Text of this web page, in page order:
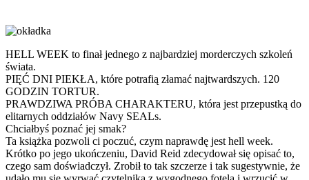
HELL WEEK to finał jednego z najbardziej morderczych szkoleń
świata.
PIĘĆ DNI PIEKŁA, które potrafią złamać najtwardszych. 120
GODZIN TORTUR.
PRAWDZIWA PRÓBA CHARAKTERU, która jest przepustką do
elitarnych oddziałów Navy SEALs.
Chciałbyś poznać jej smak?
Ta książka pozwoli ci poczuć, czym naprawdę jest hell week.
Krótko po jego ukończeniu, David Reid zdecydował się opisać to,
czego sam doświadczył. Zrobił to tak szczerze i tak sugestywnie, że